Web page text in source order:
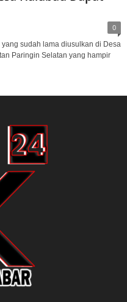
0
sudah lama diusulkan di Desa
Paringin Selatan yang hampir